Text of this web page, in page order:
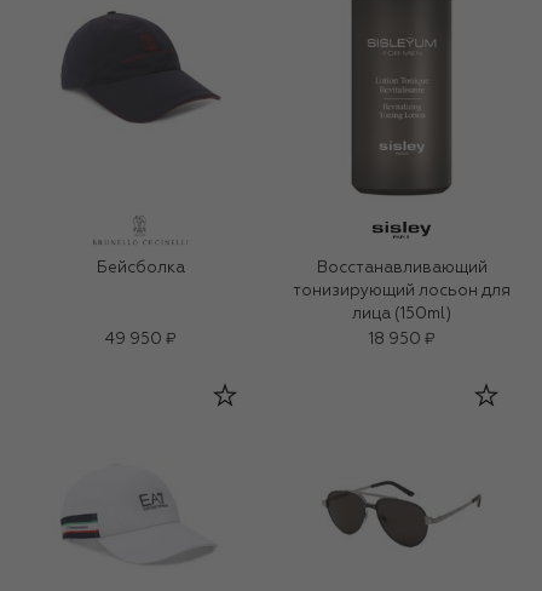
Бейсболка
49 950 ₽
Восстанавливающий
тонизирующий лосьон для
лица (150ml)
18 950 ₽